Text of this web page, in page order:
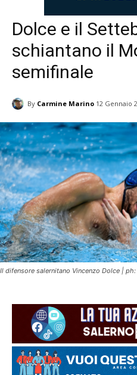
Dolce e il
schiantano il
semifinale
By Carmine Marino 12 Gennaio
Il difensore salernitano Vincenzo Dolce |